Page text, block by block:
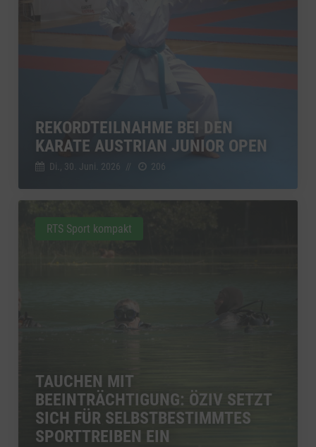
REKORDTEILNAHME BEI DEN
KARATE AUSTRIAN JUNIOR OPEN
Di., 30. Juni. 2026 // 206
TAUCHEN MIT
BEEINTRÄCHTIGUNG: ÖZIV SETZT
SICH FÜR SELBSTBESTIMMTES
SPORTTREIBEN EIN
RTS Sport kompakt